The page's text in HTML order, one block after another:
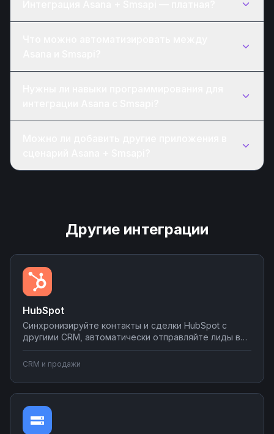
Другие интеграции
HubSpot
Синхронизируйте контакты и сделки HubSpot с
другими CRM, автоматически отправляйте лиды в
в планировщиках при изменении статуса сделки.
Настраивайте двусторонний обмен данными без
программирования на платформе Nodul.
CRM и продажи